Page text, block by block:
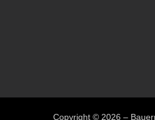
Copyright © 2026 –